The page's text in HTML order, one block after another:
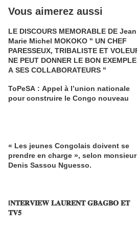
Vous aimerez aussi
LE DISCOURS MEMORABLE DE Jean
Marie Michel MOKOKO " UN CHEF
PARESSEUX, TRIBALISTE ET VOLEUR
NE PEUT DONNER LE BON EXEMPLE
A SES COLLABORATEURS "
ToPeSA : Appel à l’union nationale
pour construire le Congo nouveau
« Les jeunes Congolais doivent se
prendre en charge », selon monsieur
Denis Sassou Nguesso.
I𝐍𝐓𝐄𝐑𝐕𝐈𝐄𝐖 𝐋𝐀𝐔𝐑𝐄𝐍𝐓 𝐆𝐁𝐀𝐆𝐁𝐎 𝐄𝐓
𝐓𝐕𝟓